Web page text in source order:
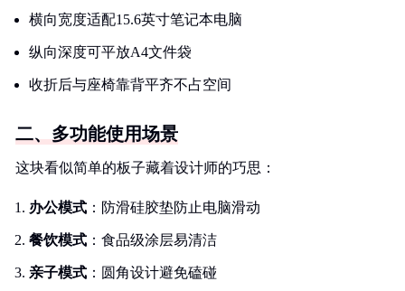
横向宽度适配15.6英寸笔记本电脑
纵向深度可平放A4文件袋
收折后与座椅靠背平齐不占空间
二、多功能使用场景
这块看似简单的板子藏着设计师的巧思：
办公模式 ：防滑硅胶垫防止电脑滑动
餐饮模式 ：食品级涂层易清洁
亲子模式 ：圆角设计避免磕碰